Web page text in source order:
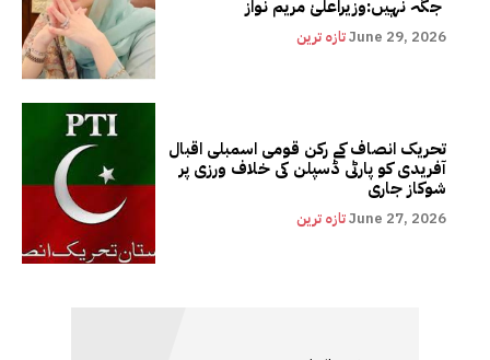
تازہ ترینJune 29, 2026
تحریک انصاف کے رکن قومی اسمبلی اقبال
آفریدی کو پارٹی ڈسپلن کی خلاف ورزی پر
شوکاز جاری
تازہ ترینJune 27, 2026